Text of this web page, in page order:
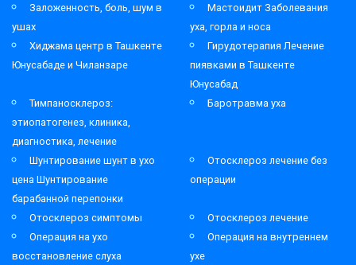
Заложенность, боль, шум в
ушах
Мастоидит Заболевания
уха, горла и носа
Хиджама центр в Ташкенте
Юнусабаде и Чиланзаре
Гирудотерапия Лечение
пиявками в Ташкенте
Юнусабад
Тимпаносклероз:
этиопатогенез, клиника,
диагностика, лечение
Баротравма уха
Шунтирование шунт в ухо
цена Шунтирование
барабанной перепонки
Отосклероз лечение без
операции
Отосклероз симптомы
Отосклероз лечение
Операция на ухо
восстановление слуха
Операция на внутреннем
ухе